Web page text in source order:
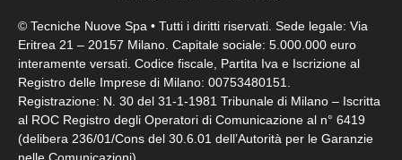
© Tecniche Nuove Spa • Tutti i diritti riservati. Sede legale: Via
Eritrea 21 – 20157 Milano. Capitale sociale: 5.000.000 euro
interamente versati. Codice fiscale, Partita Iva e Iscrizione al
Registro delle Imprese di Milano: 00753480151.
Registrazione: N. 30 del 31-1-1981 Tribunale di Milano – Iscritta
al ROC Registro degli Operatori di Comunicazione al n° 6419
(delibera 236/01/Cons del 30.6.01 dell’Autorità per le Garanzie